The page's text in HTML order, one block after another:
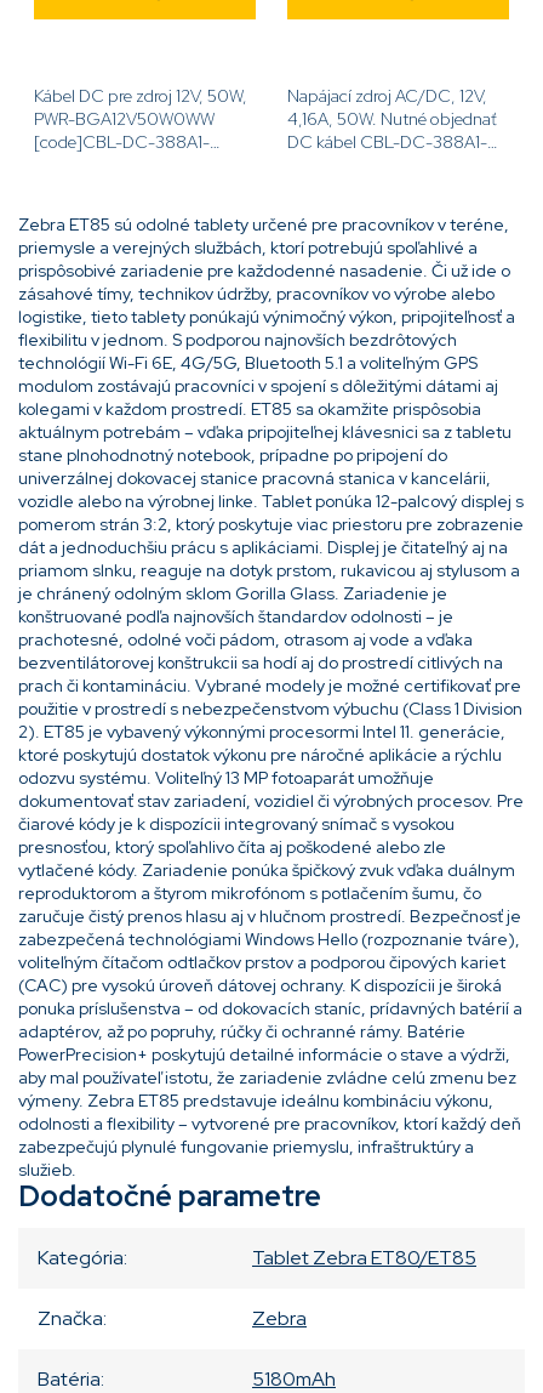
Kábel DC pre zdroj 12V, 50W,
PWR-BGA12V50W0WW
[code]CBL-DC-388A1-
Napájací zdroj AC/DC, 12V,
4,16A, 50W. Nutné objednať
DC kábel CBL-DC-388A1-
Zebra ET85 sú odolné tablety určené pre pracovníkov v teréne,
priemysle a verejných službách, ktorí potrebujú spoľahlivé a
prispôsobivé zariadenie pre každodenné nasadenie. Či už ide o
zásahové tímy, technikov údržby, pracovníkov vo výrobe alebo
logistike, tieto tablety ponúkajú výnimočný výkon, pripojiteľnosť a
flexibilitu v jednom. S podporou najnovších bezdrôtových
technológií Wi-Fi 6E, 4G/5G, Bluetooth 5.1 a voliteľným GPS
modulom zostávajú pracovníci v spojení s dôležitými dátami aj
kolegami v každom prostredí. ET85 sa okamžite prispôsobia
aktuálnym potrebám – vďaka pripojiteľnej klávesnici sa z tabletu
stane plnohodnotný notebook, prípadne po pripojení do
univerzálnej dokovacej stanice pracovná stanica v kancelárii,
vozidle alebo na výrobnej linke. Tablet ponúka 12-palcový displej s
pomerom strán 3:2, ktorý poskytuje viac priestoru pre zobrazenie
dát a jednoduchšiu prácu s aplikáciami. Displej je čitateľný aj na
priamom slnku, reaguje na dotyk prstom, rukavicou aj stylusom a
je chránený odolným sklom Gorilla Glass. Zariadenie je
konštruované podľa najnovších štandardov odolnosti – je
prachotesné, odolné voči pádom, otrasom aj vode a vďaka
bezventilátorovej konštrukcii sa hodí aj do prostredí citlivých na
prach či kontamináciu. Vybrané modely je možné certifikovať pre
použitie v prostredí s nebezpečenstvom výbuchu (Class 1 Division
2). ET85 je vybavený výkonnými procesormi Intel 11. generácie,
ktoré poskytujú dostatok výkonu pre náročné aplikácie a rýchlu
odozvu systému. Voliteľný 13 MP fotoaparát umožňuje
dokumentovať stav zariadení, vozidiel či výrobných procesov. Pre
čiarové kódy je k dispozícii integrovaný snímač s vysokou
presnosťou, ktorý spoľahlivo číta aj poškodené alebo zle
vytlačené kódy. Zariadenie ponúka špičkový zvuk vďaka duálnym
reproduktorom a štyrom mikrofónom s potlačením šumu, čo
zaručuje čistý prenos hlasu aj v hlučnom prostredí. Bezpečnosť je
zabezpečená technológiami Windows Hello (rozpoznanie tváre),
voliteľným čítačom odtlačkov prstov a podporou čipových kariet
(CAC) pre vysokú úroveň dátovej ochrany. K dispozícii je široká
ponuka príslušenstva – od dokovacích staníc, prídavných batérií a
adaptérov, až po popruhy, rúčky či ochranné rámy. Batérie
PowerPrecision+ poskytujú detailné informácie o stave a výdrži,
aby mal používateľ istotu, že zariadenie zvládne celú zmenu bez
výmeny. Zebra ET85 predstavuje ideálnu kombináciu výkonu,
odolnosti a flexibility – vytvorené pre pracovníkov, ktorí každý deň
zabezpečujú plynulé fungovanie priemyslu, infraštruktúry a
služieb.
Dodatočné parametre
Kategória: Tablet Zebra ET80/ET85
Značka: Zebra
Batéria: 5180mAh